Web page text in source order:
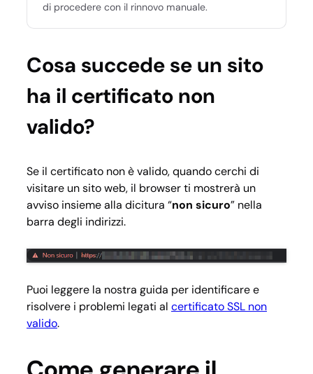
di procedere con il rinnovo manuale.
Cosa succede se un sito
ha il certificato non
valido?
Se il certificato non è valido, quando cerchi di
visitare un sito web, il browser ti mostrerà un
avviso insieme alla dicitura “non sicuro” nella
barra degli indirizzi.
Puoi leggere la nostra guida per identificare e
risolvere i problemi legati al certificato SSL non
valido.